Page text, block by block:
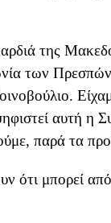
της
των
αυτή
παρά τα
ότι μπορεί